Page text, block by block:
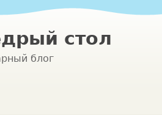
стол
блог